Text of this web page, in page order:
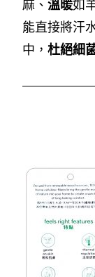
麻、溫暖如
能直接將汗
中，杜絕細